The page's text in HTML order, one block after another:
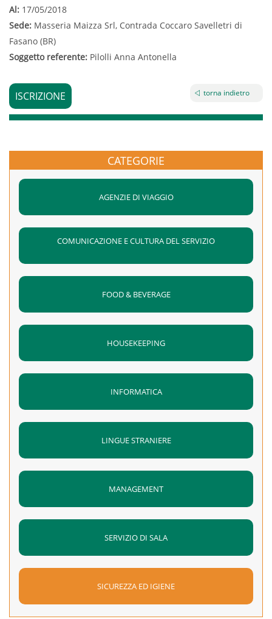
Al: 17/05/2018
Sede: Masseria Maizza Srl, Contrada Coccaro Savelletri di
Fasano (BR)
Soggetto referente: Pilolli Anna Antonella
ISCRIZIONE torna indietro
CATEGORIE
AGENZIE DI VIAGGIO
COMUNICAZIONE E CULTURA DEL SERVIZIO
FOOD & BEVERAGE
HOUSEKEEPING
INFORMATICA
LINGUE STRANIERE
MANAGEMENT
SERVIZIO DI SALA
SICUREZZA ED IGIENE